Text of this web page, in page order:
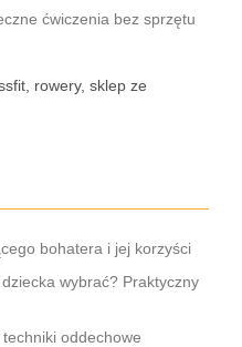
ćwiczenia bez sprzętu
rowery, sklep ze
bohatera i jej korzyści
wybrać? Praktyczny
oddechowe